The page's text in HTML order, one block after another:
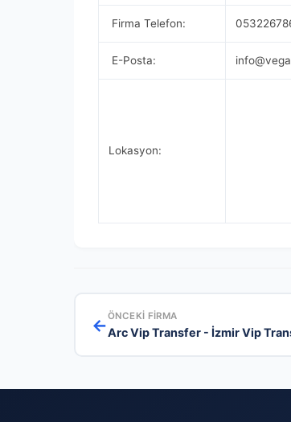
Firma Telefon:
E-Posta:
Lokasyon:
←ÖNCEKI FIRMA
Arc Vip Transfer - İzmir Vip